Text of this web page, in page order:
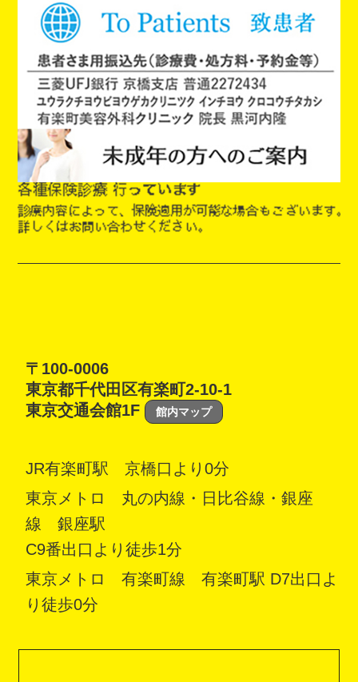
〒100-0006
東京都千代田区有楽町2-10-1
東京交通会館1F
館内マップ
JR有楽町駅 京橋口より0分
東京メトロ 丸の内線・日比谷線・銀座
線 銀座駅
C9番出口より徒歩1分
東京メトロ 有楽町線 有楽町駅 D7出口よ
り徒歩0分